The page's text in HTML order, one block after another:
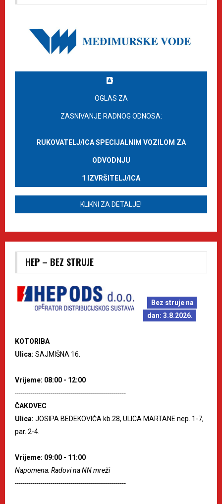
OGLAS ZA
ZASNIVANJE RADNOG ODNOSA:
RUKOVATELJ/ICA SPECIJALNIM VOZILOM ZA
ODVODNJU
1 IZVRŠITELJ/ICA
KLIKNI ZA DETALJE!
HEP – BEZ STRUJE
Bez struje na
dan: 3.8.2026.
KOTORIBA
Ulica: SAJMIŠNA 16.
Vrijeme: 08:00 - 12:00
--------------------------------------------------------
ČAKOVEC
Ulica: JOSIPA BEDEKOVIĆA kb.28, ULICA MARTANE nep. 1-7,
par. 2-4.
Vrijeme: 09:00 - 11:00
Napomena: Radovi na NN mreži
--------------------------------------------------------